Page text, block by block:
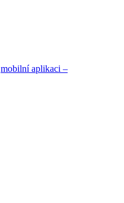
mobilní aplikaci –